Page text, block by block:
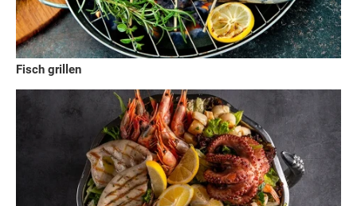
Fisch grillen